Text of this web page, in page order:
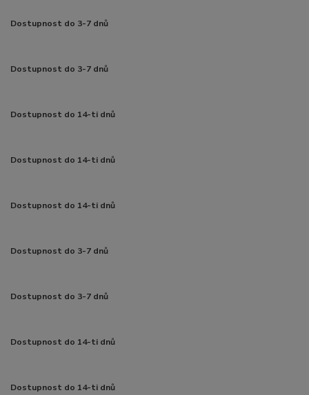
Dostupnost do 3-7 dnů
Dostupnost do 3-7 dnů
Dostupnost do 14-ti dnů
Dostupnost do 14-ti dnů
Dostupnost do 14-ti dnů
Dostupnost do 3-7 dnů
Dostupnost do 3-7 dnů
Dostupnost do 14-ti dnů
Dostupnost do 14-ti dnů